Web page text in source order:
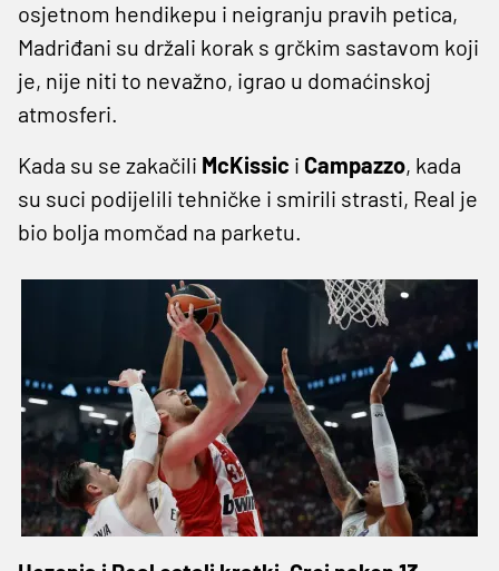
osjetnom hendikepu i neigranju pravih petica,
Madriđani su držali korak s grčkim sastavom koji
je, nije niti to nevažno, igrao u domaćinskoj
atmosferi.
Kada su se zakačili McKissic i Campazzo, kada
su suci podijelili tehničke i smirili strasti, Real je
bio bolja momčad na parketu.